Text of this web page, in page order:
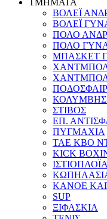
TMHMATA
ΒΟΛΕΪ
ΒΟΛΕΪ
ΠΟΛΟ
ΠΟΛΟ
ΜΠΑΣΚΕΤ
ΣΤΙΒΟΣ
ΕΠ.
ΠΥΓΜΑΧΙΑ
TAE KBO
KICK
ΙΣΤΙΟΠΛΟΪΑ
ΚΑΝΟΕ
SUP
ΞΙΦΑΣΚΙΑ